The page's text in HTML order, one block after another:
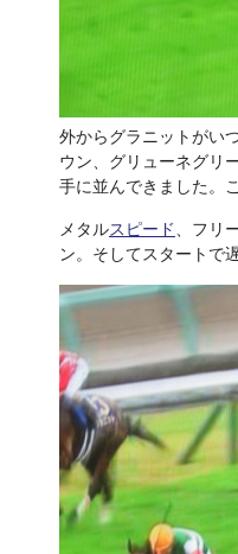
外からグラニットがい
ウン、グリューネグリ
手に並んできました。
メタルスピード
、フリ
ン。そしてスタートで